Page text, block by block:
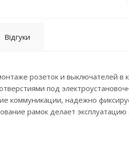
Відгуки
розеток и выключателей в
под
коммуникации, надежно
рамок делает